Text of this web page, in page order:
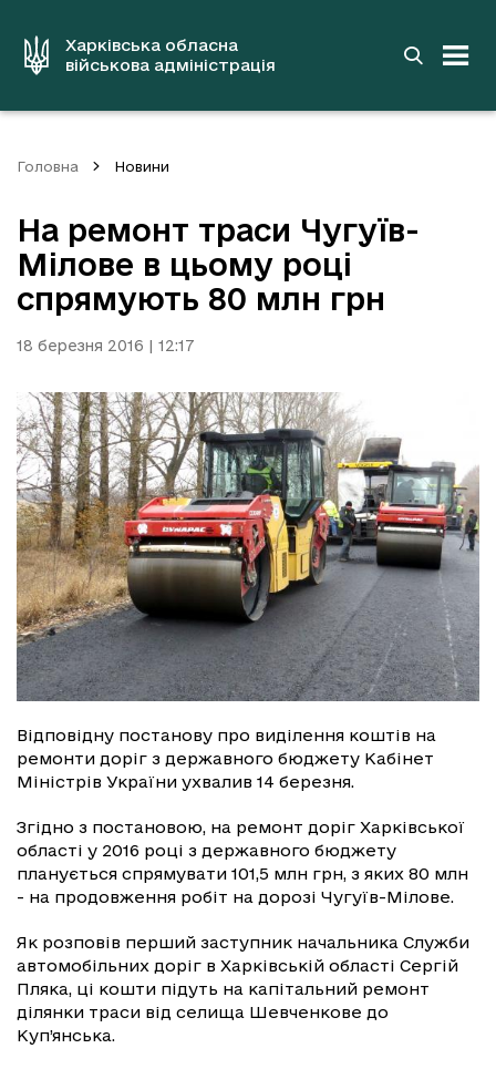
вмістуХарківська обласна
військова адміністрація
Головна Новини
На ремонт траси Чугуїв-
Мілове в цьому році
спрямують 80 млн грн
18 березня 2016 | 12:17
Відповідну постанову про виділення коштів на
ремонти доріг з державного бюджету Кабінет
Міністрів України ухвалив 14 березня.
Згідно з постановою, на ремонт доріг Харківської
області у 2016 році з державного бюджету
планується спрямувати 101,5 млн грн, з яких 80 млн
- на продовження робіт на дорозі Чугуїв-Мілове.
Як розповів перший заступник начальника Служби
автомобільних доріг в Харківській області Сергій
Пляка, ці кошти підуть на капітальний ремонт
ділянки траси від селища Шевченкове до
Куп’янська.